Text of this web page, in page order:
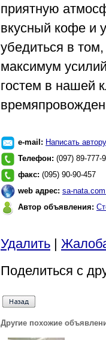
приятную
вкусный кофе и
убедиться в
максимум
гостем в нашей
e-mail: Написать автору
Телефон: (097) 89-777-
факс: (095) 90-90-457
web адрес: sa-
Автор объявления:
Удалить |
Поделиться с
Другие похожие